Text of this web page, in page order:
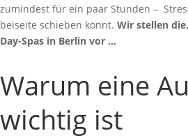
zumindest für ein paar Stunden –
beiseite schieben könnt. Wir stellen
Day-Spas in Berlin vor …
Warum eine
wichtig ist